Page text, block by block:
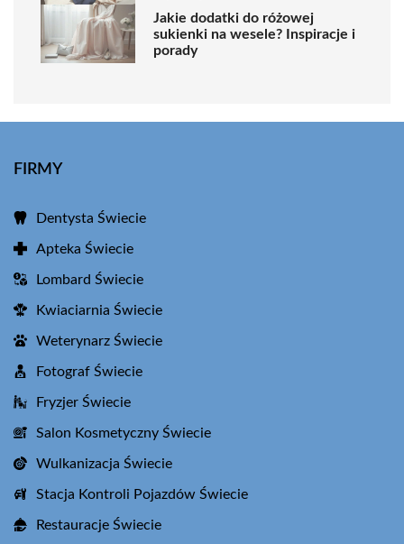
Jakie dodatki do różowej
sukienki na wesele? Inspiracje i
porady
FIRMY
Dentysta Świecie
Apteka Świecie
Lombard Świecie
Kwiaciarnia Świecie
Weterynarz Świecie
Fotograf Świecie
Fryzjer Świecie
Salon Kosmetyczny Świecie
Wulkanizacja Świecie
Stacja Kontroli Pojazdów Świecie
Restauracje Świecie